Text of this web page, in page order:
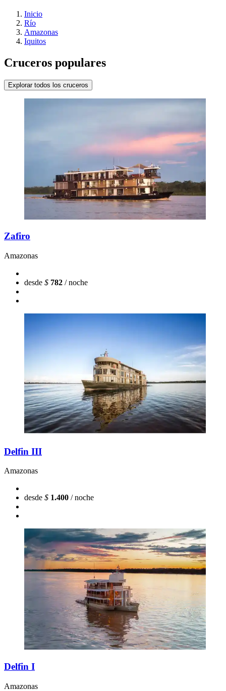
Inicio
Río
Amazonas
Iquitos
Cruceros populares
Explorar todos los cruceros
Zafiro
Amazonas
desde $ 782 / noche
Delfin III
Amazonas
desde $ 1.400 / noche
Delfin I
Amazonas